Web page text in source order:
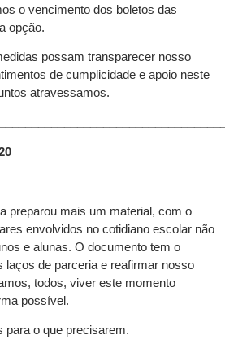
o vencimento dos boletos das
opção.
possam transparecer nosso
de cumplicidade e apoio neste
atravessamos.
preparou mais um material, com o
envolvidos no cotidiano escolar não
e alunas. O documento tem o
laços de parceria e reafirmar nosso
todos, viver este momento
possível.
para o que precisarem.